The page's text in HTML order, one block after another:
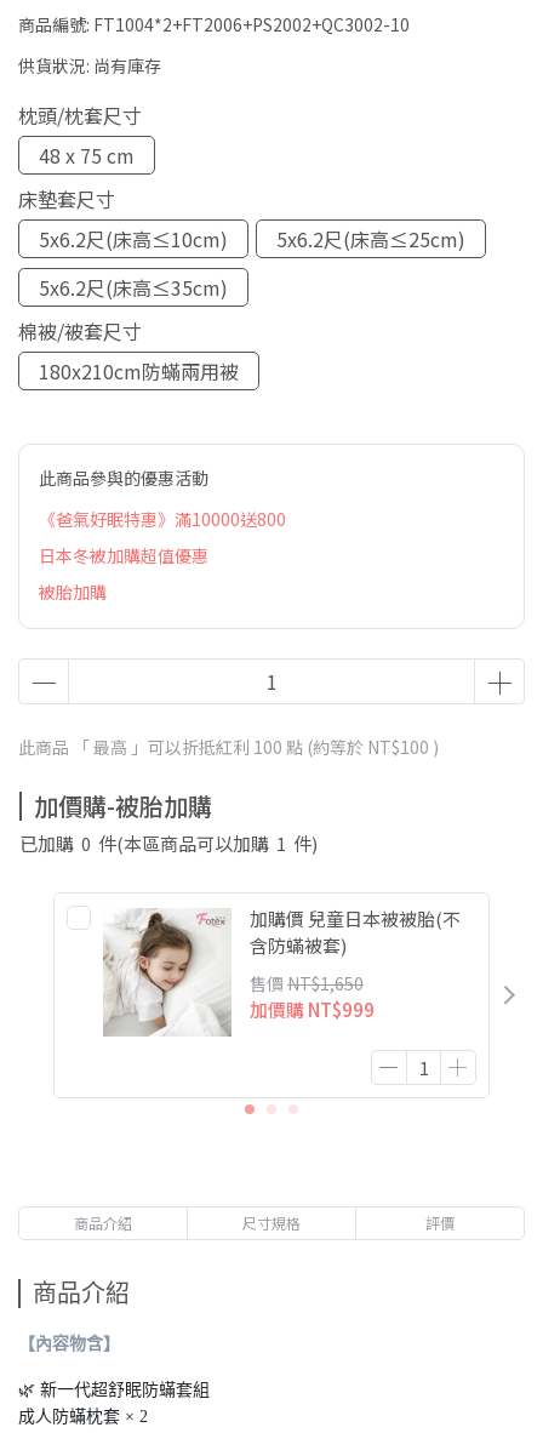
商品編號: FT1004*2+FT2006+PS2002+QC3002-10
供貨狀況: 尚有庫存
枕頭/枕套尺寸
48 x 75 cm
床墊套尺寸
5x6.2尺(床高≤10cm)
5x6.2尺(床高≤25cm)
5x6.2尺(床高≤35cm)
棉被/被套尺寸
180x210cm防蟎兩用被
此商品參與的優惠活動
《爸氣好眠特惠》滿10000送800
日本冬被加購超值優惠
被胎加購
此商品 「 最高 」可以折抵紅利 100 點 (約等於 NT$100 )
加價購-被胎加購
已加購 0 件(本區商品可以加購 1 件)
加購價 兒童日本被被胎(不
含防蟎被套)
售價 NT$1,650
加價購NT$999
商品介紹 尺寸規格 評價
商品介紹
【內容物含】
🌿 新一代超舒眠防蟎套組
成人防蟎枕套 × 2